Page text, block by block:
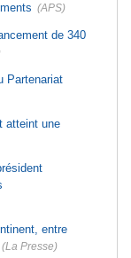
(APS)
de 340
Partenariat
atteint une
entre
(La Presse)